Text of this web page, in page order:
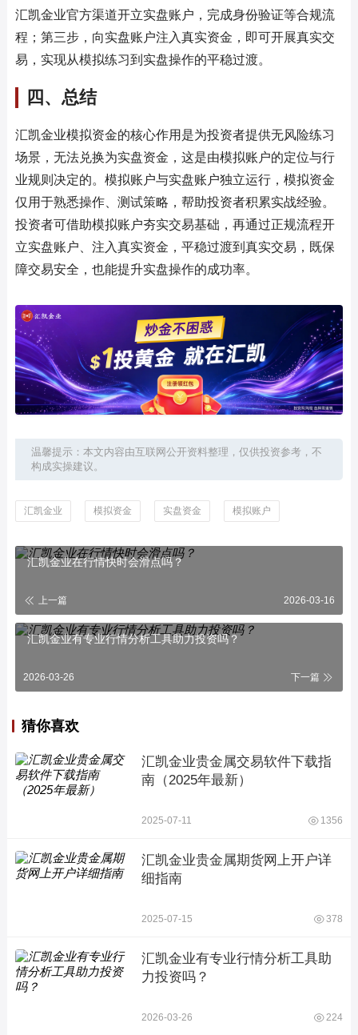
汇凯金业官方渠道开立实盘账户，完成身份验证等合规流
程；第三步，向实盘账户注入真实资金，即可开展真实交
易，实现从模拟练习到实盘操作的平稳过渡。
四、总结
汇凯金业模拟资金的核心作用是为投资者提供无风险练习
场景，无法兑换为实盘资金，这是由模拟账户的定位与行
业规则决定的。模拟账户与实盘账户独立运行，模拟资金
仅用于熟悉操作、测试策略，帮助投资者积累实战经验。
投资者可借助模拟账户夯实交易基础，再通过正规流程开
立实盘账户、注入真实资金，平稳过渡到真实交易，既保
障交易安全，也能提升实盘操作的成功率。
温馨提示：本文内容由互联网公开资料整理，仅供投资参考，不
构成实操建议。
汇凯金业 模拟资金 实盘资金 模拟账户
汇凯金业在行情快时会滑点吗？
上一篇 2026-03-16
汇凯金业有专业行情分析工具助力投资吗？
2026-03-26 下一篇
猜你喜欢
汇凯金业贵金属交易软件下载指
南（2025年最新）
2025-07-11 1356
汇凯金业贵金属期货网上开户详
细指南
2025-07-15 378
汇凯金业有专业行情分析工具助
力投资吗？
2026-03-26 224